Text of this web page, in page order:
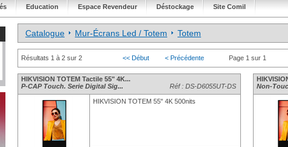
Education Espace Revendeur Déstockage Site Comil
Catalogue Mur-Écrans Led / Totem Totem
Résultats 1 à 2 sur 2 << Début < Précédente Page 1 sur 1
HIKVISION TOTEM Tactile 55" 4K...
P-CAP Touch. Serie Digital Sig...
Réf : DS-D6055UT-DS
HIKVISION TOTEM 55" 4K 500nits
Non-